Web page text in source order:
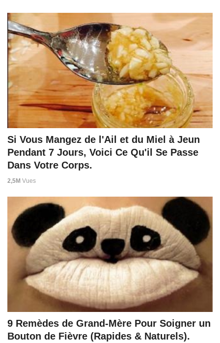
Si Vous Mangez de l'Ail et du Miel à Jeun
Pendant 7 Jours, Voici Ce Qu'il Se Passe
Dans Votre Corps.
2,5M Vues
9 Remèdes de Grand-Mère Pour Soigner un
Bouton de Fièvre (Rapides & Naturels).